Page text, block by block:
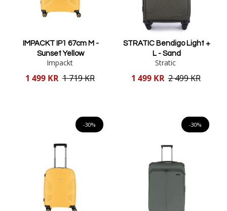
IMPACKT IP1 67cm M -
Sunset Yellow
Impackt
Reducerat
1 499 KR 1 719 KR
STRATIC Bendigo Light +
L - Sand
Stratic
Reducerat
1 499 KR 2 499 KR
-30% -30%